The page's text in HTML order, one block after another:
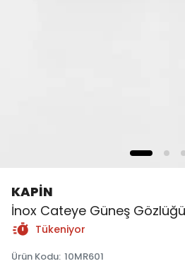
KAPİN
İnox Cateye Güneş
Tükeniyor
Ürün Kodu: 10MR601